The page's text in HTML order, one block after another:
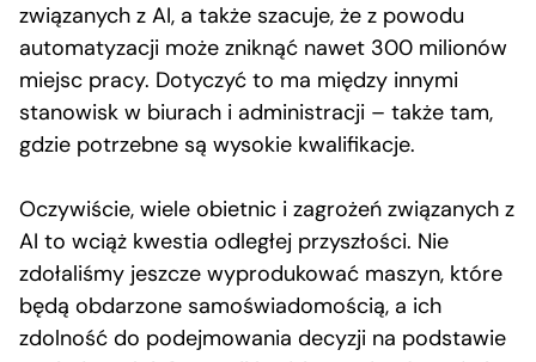
związanych z AI, a także szacuje, że z powodu
automatyzacji może zniknąć nawet 300 milionów
miejsc pracy. Dotyczyć to ma między innymi
stanowisk w biurach i administracji – także tam,
gdzie potrzebne są wysokie kwalifikacje.
Oczywiście, wiele obietnic i zagrożeń związanych z
AI to wciąż kwestia odległej przyszłości. Nie
zdołaliśmy jeszcze wyprodukować maszyn, które
będą obdarzone samoświadomością, a ich
zdolność do podejmowania decyzji na podstawie